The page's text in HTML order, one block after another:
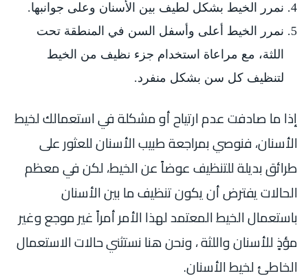
نمرر الخيط بشكل لطيف بين الأسنان وعلى جوانبها.
نمرر الخيط أعلى وأسفل السن في المنطقة تحت
اللثة، مع مراعاة استخدام جزء نظيف من الخيط
لتنظيف كل سن بشكل منفرد.
إذا ما صادفت عدم ارتياح أو مشكلة في استعمالك لخيط
الأسنان، فنوصي بمراجعة طبيب الأسنان للعثور على
طرائق بديلة للتنظيف عوضاً عن الخيط، لكن في معظم
الحالات يفترض أن يكون تنظيف ما بين الأسنان
باستعمال الخيط المعتمد لهذا الأمر أمراً غير موجع وغير
مؤذٍ للأسنان واللثة ، ونحن هنا نستثني حالات الاستعمال
الخاطئ لخيط الأسنان.